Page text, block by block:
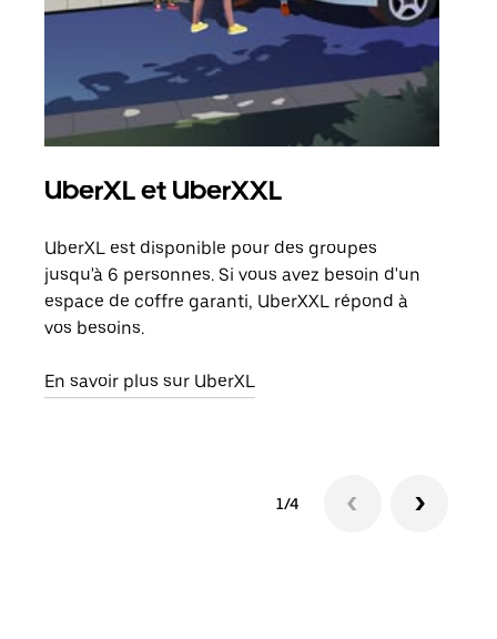
UberXL et UberXXL
UberXL est disponible pour des groupes
jusqu'à 6 personnes. Si vous avez besoin d'un
espace de coffre garanti, UberXXL répond à
vos besoins.
En savoir plus sur UberXL
1/4